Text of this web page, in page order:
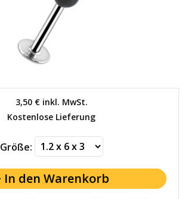
3,50 €inkl. MwSt.
Kostenlose Lieferung
Größe: